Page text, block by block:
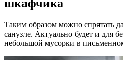
шкафчика
Таким образом можно спрятать
санузле. Актуально будет и для
небольшой мусорки в